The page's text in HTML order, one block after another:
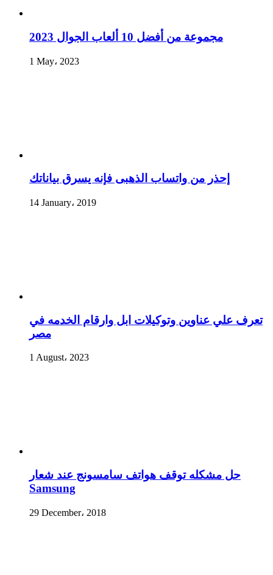
مجموعة من أفضل 10 ألعاب الجوال 2023
1 May، 2023
إحذر من واتساب الذهبى فإنه يسرق بياناتك
14 January، 2019
تعرف علي عناوين وتوكيلات ابل وارقام الخدمه في
مصر
1 August، 2023
حل مشكله توقف هواتف سامسونج عند شعار
Samsung
29 December، 2018